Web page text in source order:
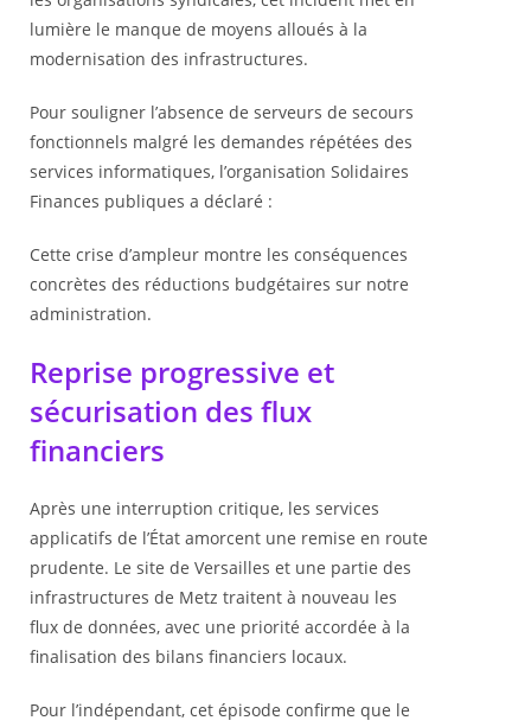
lumière le manque de moyens alloués à la
modernisation des infrastructures.
Pour souligner l’absence de serveurs de secours
fonctionnels malgré les demandes répétées des
services informatiques, l’organisation Solidaires
Finances publiques a déclaré :
Cette crise d’ampleur montre les conséquences
concrètes des réductions budgétaires sur notre
administration.
Reprise progressive et
sécurisation des flux
financiers
Après une interruption critique, les services
applicatifs de l’État amorcent une remise en route
prudente. Le site de Versailles et une partie des
infrastructures de Metz traitent à nouveau les
flux de données, avec une priorité accordée à la
finalisation des bilans financiers locaux.
Pour l’indépendant, cet épisode confirme que le